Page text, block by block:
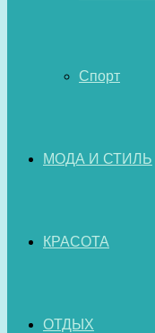
Спорт
МОДА И СТИЛЬ
КРАСОТА
ОТДЫХ